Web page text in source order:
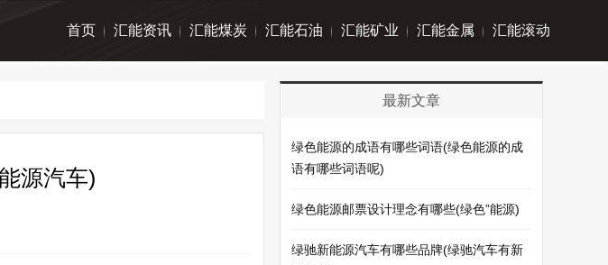
首页 汇能资讯 汇能煤炭 汇能石油 汇能矿业 汇能金属 汇能滚动
源汽车)
最新文章
绿色能源的成语有哪些词语(绿色能源的成
语有哪些词语呢)
绿色能源邮票设计理念有哪些(绿色”能源)
绿驰新能源汽车有哪些品牌(绿驰汽车有新